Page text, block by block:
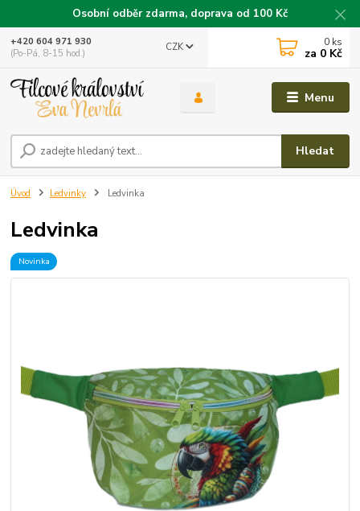
Osobní odběr zdarma, doprava od 100 Kč
Menu
CZK
Hledat
+420 604 971 930
(Po-Pá, 8-15 hod.)
0 ks
za 0 Kč
Úvod Ledvinky Ledvinka
Ledvinka
Novinka